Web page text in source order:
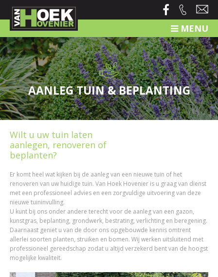
MENU
AANLEG TUIN & BEPLANTING
Wilt u uw tuin laten
aanlegen, renoveren of
beplanten?
Er komt heel wat kijken bij de aanleg van een nieuwe tuin of het
renoveren van uw huidige tuin. Van Hoek Hovenier is u graag van dienst
met een professioneel advies en een zorgvuldige uitvoering van deze
nieuwe tuininvulling.
U kunt bij ons onder andere terecht voor de aanleg van een gazon,
kunstgras, beplanting, grondwerk, bestrating, verlichting en beregening.
Daarnaast geniet u van de door ons opgebouwde kennis omtrent
allerlei soorten planten, struiken en bomen. Wij werken uitsluitend met
professioneel gereedschap zodat u altijd verzekerd bent van de hoogst
mogelijke kwaliteit.